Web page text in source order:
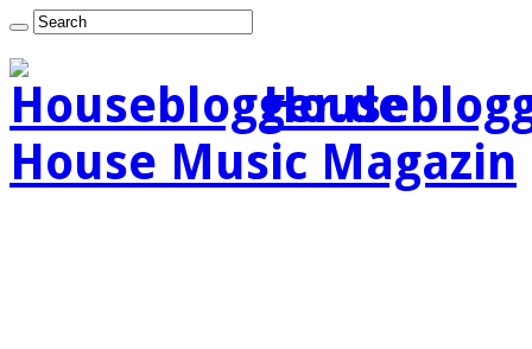
House Music Magazin